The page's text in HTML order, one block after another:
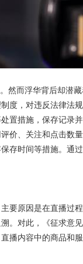
而浮华背后却潜藏
度，对违反法律法
置措施，保存记录并
、关注和点击数量
存时间等措施。通
原因是在直播过程
。对此，《征求意
播内容中的商品和